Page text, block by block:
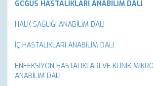
GÖĞÜS HASTALIKLARI ANABİLİM DALI
HALK SAĞLIĞI ANABİLİM DALI
İÇ HASTALIKLARI ANABİLİM DALI
ENFEKSİYON HASTALIKLARI VE KLİNİK
ANABİLİM DALI